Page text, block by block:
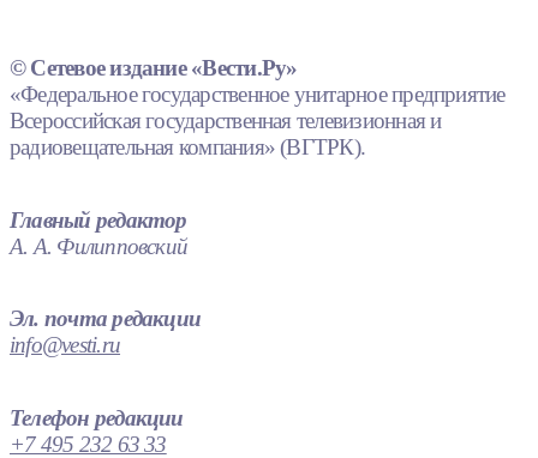
© Сетевое издание «Вести.Ру»
«Федеральное государственное унитарное предприятие
Всероссийская государственная телевизионная и
радиовещательная компания» (ВГТРК).
Главный редактор
А. А. Филипповский
Эл. почта редакции
info@vesti.ru
Телефон редакции
+7 495 232 63 33